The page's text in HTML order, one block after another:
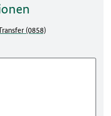
(0858)